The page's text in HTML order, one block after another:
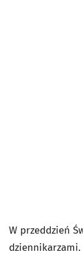
W przeddzień
dziennikarzami.